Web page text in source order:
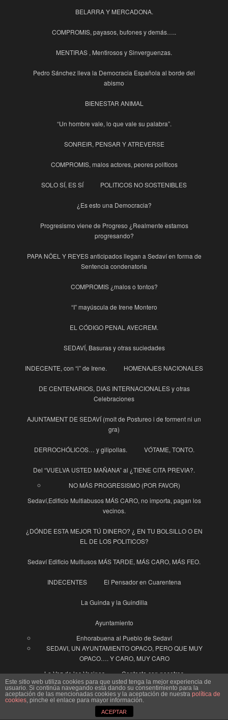
BELARRA Y MERCADONA.
COMPROMIS, payasos, bufones y demás…..
MENTIRAS , Mentirosos y Sinverguenzas.
Pedro Sánchez lleva la Democracia Española al borde del
abismo
BIENESTAR ANIMAL
“Un hombre vale, lo que vale su palabra”.
SONREIR, PENSAR Y ATREVERSE
COMPROMIS, malos actores, peores políticos
SOLO SÍ, ES SÍ POLITICOS NO SOSTENIBLES
¿Es esto una Democracia?
Progresismo viene de Progreso ¿Realmente estamos
progresando?
PAPA NÖEL Y REYES anticipados llegan a Sedaví en forma de
Sentencia condenatoria
COMPROMIS ¿malos o tontos?
“I” mayúscula de Irene Montero
EL CÓDIGO PENAL AVECREM.
SEDAVÍ, Basuras y otras suciedades
INDECENTE, con “i” de Irene. HOMENAJES NACIONALES
DE CENTENARIOS, DIAS INTERNACIONALES y otras
Celebraciones
AJUNTAMENT DE SEDAVÍ (molt de Postureo i de forment ni un
gra)
DERROCHÓLICOS… y gilipollas. VÓTAME, TONTO.
Del “VUELVA USTED MAÑANA” al ¿TIENE CITA PREVIA?.
NO MÁS PROGRESISMO (POR FAVOR)
Sedaví,Edificio Multiabusos MÁS CARO, no importa, pagan los
vecinos.
¿DÓNDE ESTA MEJOR TÚ DINERO? ¿ EN TU BOLSILLO O EN
EL DE LOS POLITICOS?
Sedaví Edificio Multiusos MÁS TARDE, MÁS CARO, MÁS FEO.
INDECENTES El Pensador en Cuarentena
La Guinda y la Guindilla
Ayuntamiento
Enhorabuena al Pueblo de Sedaví
SEDAVI, UN AYUNTAMIENTO OPACO, PERO QUE MUY
OPACO…. Y CARO, MUY CARO
La Voz de los Vecinos
Contacta con nosotros
“Un hombre vale, lo que vale su palabra”.
COSAS CHULIS…… YOLI y FRANCO
Este sitio web utiliza cookies para que usted tenga la mejor experiencia de
usuario. Si continúa navegando está dando su consentimiento para la
aceptación de las mencionadas cookies y la aceptación de nuestra política de
cookies, pinche el enlace para mayor información.
ACEPTAR